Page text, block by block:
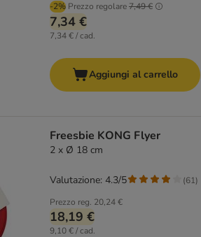
-2% Prezzo regolare7,49 €
7,34 €
7,34 € / cad.
Aggiungi al carrello
Freesbie KONG Flyer
2 x Ø 18 cm
Prezzo reg. 20,24 €
18,19 €
9,10 € / cad.
Valutazione: 4.3/5 (61)